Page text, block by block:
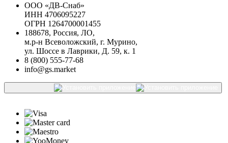
ООО «ДВ-Снаб»
ИНН 4706095227
ОГРН 1264700001455
188678, Россия, ЛО,
м.р-н Всеволожский, г. Мурино,
ул. Шоссе в Лаврики, Д. 59, к. 1
8 (800) 555-77-68
info@gs.market